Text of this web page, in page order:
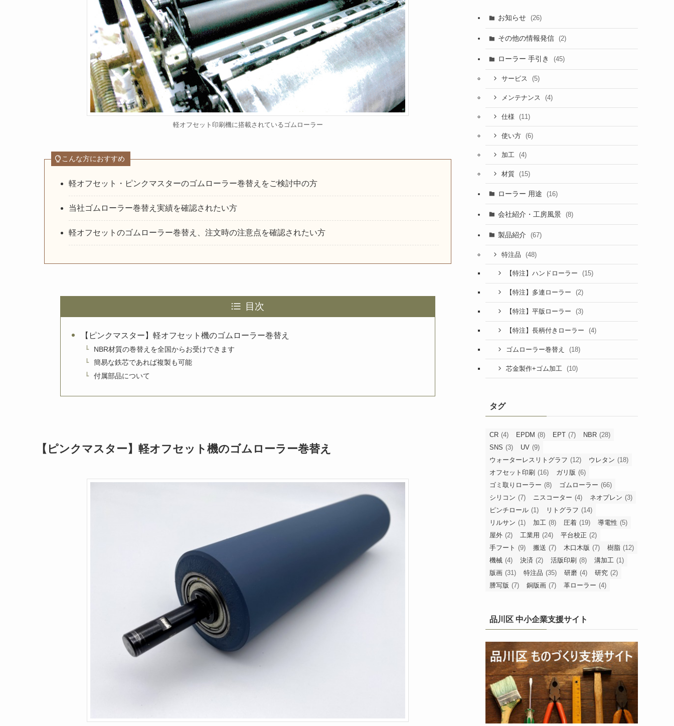
軽オフセット印刷機に搭載されているゴムローラー
こんな方におすすめ
軽オフセット・ピンクマスターのゴムローラー巻替えをご検討中の方
当社ゴムローラー巻替え実績を確認されたい方
軽オフセットのゴムローラー巻替え、注文時の注意点を確認されたい方
目次
【ピンクマスター】軽オフセット機のゴムローラー巻替え
NBR材質の巻替えを全国からお受けできます
簡易な鉄芯であれば複製も可能
付属部品について
【ピンクマスター】軽オフセット機のゴムローラー巻替え
お知らせ (26)
その他の情報発信 (2)
ローラー 手引き (45)
サービス (5)
メンテナンス (4)
仕様 (11)
使い方 (6)
加工 (4)
材質 (15)
ローラー 用途 (16)
会社紹介・工房風景 (8)
製品紹介 (67)
特注品 (48)
【特注】ハンドローラー (15)
【特注】多連ローラー (2)
【特注】平版ローラー (3)
【特注】長柄付きローラー (4)
ゴムローラー巻替え (18)
芯金製作+ゴム加工 (10)
タグ
CR (4) EPDM (8) EPT (7) NBR (28)
SNS (3) UV (9)
ウォーターレスリトグラフ (12) ウレタン (18)
オフセット印刷 (16) ガリ版 (6)
ゴミ取りローラー (8) ゴムローラー (66)
シリコン (7) ニスコーター (4) ネオプレン (3)
ピンチロール (1) リトグラフ (14)
リルサン (1) 加工 (8) 圧着 (19) 導電性 (5)
屋外 (2) 工業用 (24) 平台校正 (2)
手フート (9) 搬送 (7) 木口木版 (7) 樹脂 (12)
機械 (4) 決済 (2) 活版印刷 (8) 溝加工 (1)
版画 (31) 特注品 (35) 研磨 (4) 研究 (2)
謄写版 (7) 銅版画 (7) 革ローラー (4)
品川区 中小企業支援サイト